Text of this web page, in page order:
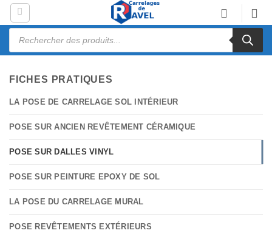
Passer
contenu
Recherche
FICHES PRATIQUES
LA POSE DE CARRELAGE SOL INTÉRIEUR
POSE SUR ANCIEN REVÊTEMENT CÉRAMIQUE
POSE SUR DALLES VINYL
POSE SUR PEINTURE EPOXY DE SOL
LA POSE DU CARRELAGE MURAL
POSE REVÊTEMENTS EXTÉRIEURS